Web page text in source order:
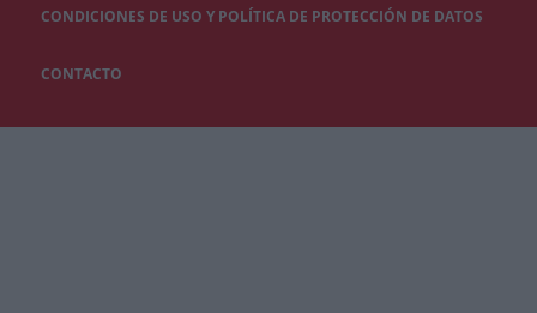
CONDICIONES DE USO Y POLÍTICA DE PROTECCIÓN DE DATOS
CONTACTO